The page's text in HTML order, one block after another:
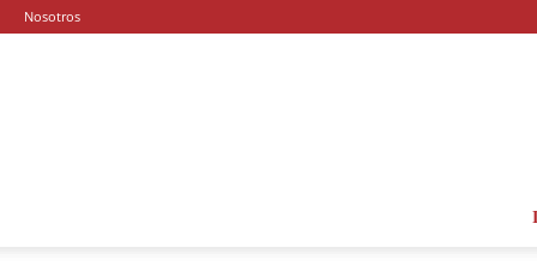
Nosotros